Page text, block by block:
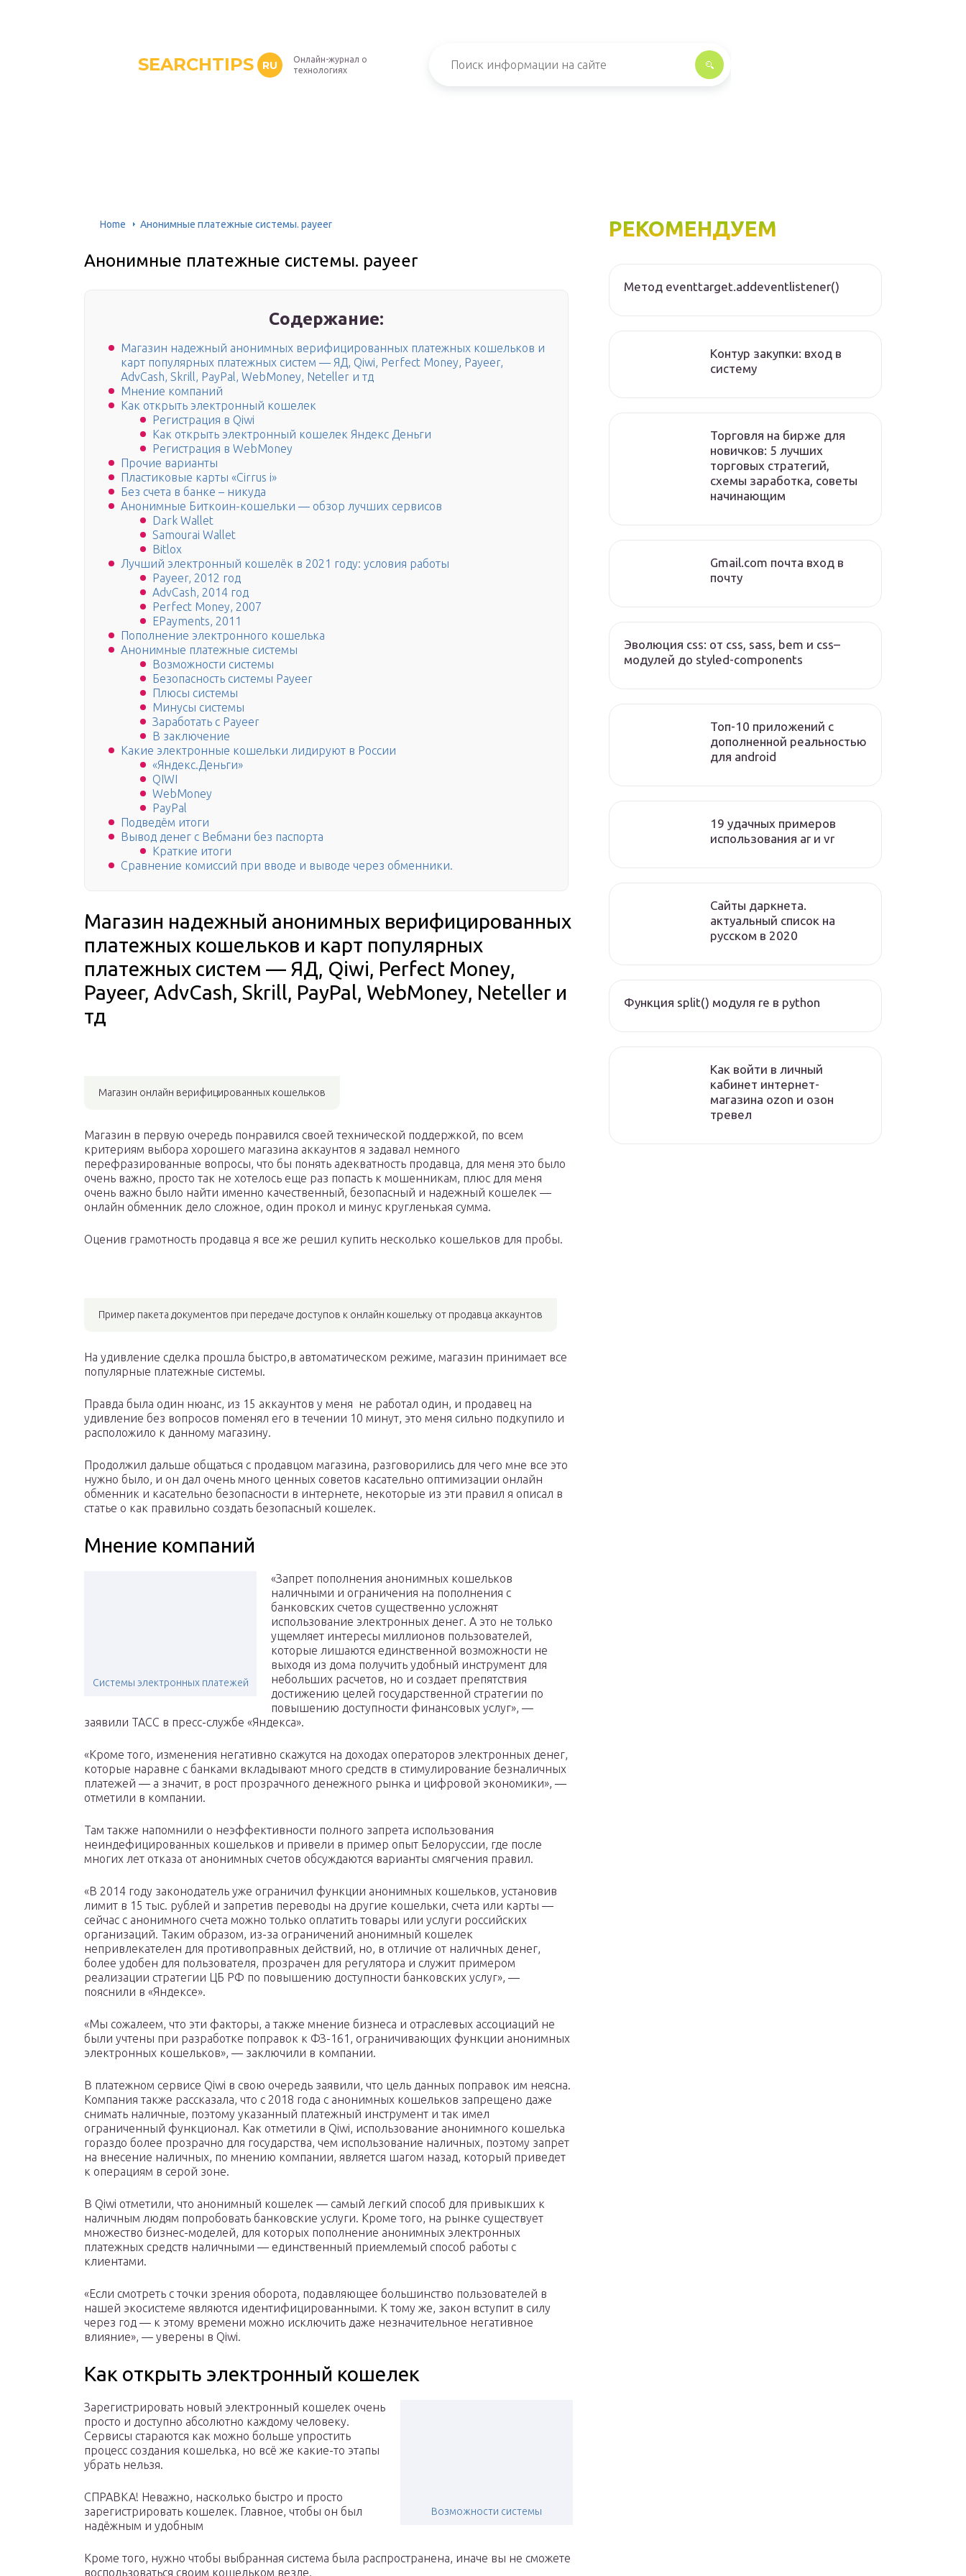
SEARCHTIPS RU
Онлайн-журнал о
технологиях
Home Анонимные платежные системы. payeer
Анонимные платежные системы. payeer
Содержание:
Магазин надежный анонимных верифицированных платежных кошельков и
карт популярных платежных систем — ЯД, Qiwi, Perfect Money, Payeer,
AdvCash, Skrill, PayPal, WebMoney, Neteller и тд
Мнение компаний
Как открыть электронный кошелек
Регистрация в Qiwi
Как открыть электронный кошелек Яндекс Деньги
Регистрация в WebMoney
Прочие варианты
Пластиковые карты «Cirrus i»
Без счета в банке – никуда
Анонимные Биткоин-кошельки — обзор лучших сервисов
Dark Wallet
Samourai Wallet
Bitlox
Лучший электронный кошелёк в 2021 году: условия работы
Payeer, 2012 год
AdvCash, 2014 год
Perfect Money, 2007
EPayments, 2011
Пополнение электронного кошелька
Анонимные платежные системы
Возможности системы
Безопасность системы Payeer
Плюсы системы
Минусы системы
Заработать с Payeer
В заключение
Какие электронные кошельки лидируют в России
«Яндекс.Деньги»
QIWI
WebMoney
PayPal
Подведём итоги
Вывод денег с Вебмани без паспорта
Краткие итоги
Сравнение комиссий при вводе и выводе через обменники.
Магазин надежный анонимных верифицированных
платежных кошельков и карт популярных
платежных систем — ЯД, Qiwi, Perfect Money,
Payeer, AdvCash, Skrill, PayPal, WebMoney, Neteller и
тд
Магазин онлайн верифицированных кошельков
Магазин в первую очередь понравился своей технической поддержкой, по всем
критериям выбора хорошего магазина аккаунтов я задавал немного
перефразированные вопросы, что бы понять адекватность продавца, для меня это было
очень важно, просто так не хотелось еще раз попасть к мошенникам, плюс для меня
очень важно было найти именно качественный, безопасный и надежный кошелек —
онлайн обменник дело сложное, один прокол и минус кругленькая сумма.
Оценив грамотность продавца я все же решил купить несколько кошельков для пробы.
Пример пакета документов при передаче доступов к онлайн кошельку от продавца аккаунтов
На удивление сделка прошла быстро,в автоматическом режиме, магазин принимает все
популярные платежные системы.
Правда была один нюанс, из 15 аккаунтов у меня не работал один, и продавец на
удивление без вопросов поменял его в течении 10 минут, это меня сильно подкупило и
расположило к данному магазину.
Продолжил дальше общаться с продавцом магазина, разговорились для чего мне все это
нужно было, и он дал очень много ценных советов касательно оптимизации онлайн
обменник и касательно безопасности в интернете, некоторые из эти правил я описал в
статье о как правильно создать безопасный кошелек.
Мнение компаний
Системы электронных платежей
«Запрет пополнения анонимных кошельков
наличными и ограничения на пополнения с
банковских счетов существенно усложнят
использование электронных денег. А это не только
ущемляет интересы миллионов пользователей,
которые лишаются единственной возможности не
выходя из дома получить удобный инструмент для
небольших расчетов, но и создает препятствия
достижению целей государственной стратегии по
повышению доступности финансовых услуг», —
заявили ТАСС в пресс-службе «Яндекса».
«Кроме того, изменения негативно скажутся на доходах операторов электронных денег,
которые наравне с банками вкладывают много средств в стимулирование безналичных
платежей — а значит, в рост прозрачного денежного рынка и цифровой экономики», —
отметили в компании.
Там также напомнили о неэффективности полного запрета использования
неиндефицированных кошельков и привели в пример опыт Белоруссии, где после
многих лет отказа от анонимных счетов обсуждаются варианты смягчения правил.
«В 2014 году законодатель уже ограничил функции анонимных кошельков, установив
лимит в 15 тыс. рублей и запретив переводы на другие кошельки, счета или карты —
сейчас с анонимного счета можно только оплатить товары или услуги российских
организаций. Таким образом, из-за ограничений анонимный кошелек
непривлекателен для противоправных действий, но, в отличие от наличных денег,
более удобен для пользователя, прозрачен для регулятора и служит примером
реализации стратегии ЦБ РФ по повышению доступности банковских услуг», —
пояснили в «Яндексе».
«Мы сожалеем, что эти факторы, а также мнение бизнеса и отраслевых ассоциаций не
были учтены при разработке поправок к ФЗ-161, ограничивающих функции анонимных
электронных кошельков», — заключили в компании.
В платежном сервисе Qiwi в свою очередь заявили, что цель данных поправок им неясна.
Компания также рассказала, что с 2018 года с анонимных кошельков запрещено даже
снимать наличные, поэтому указанный платежный инструмент и так имел
ограниченный функционал. Как отметили в Qiwi, использование анонимного кошелька
гораздо более прозрачно для государства, чем использование наличных, поэтому запрет
на внесение наличных, по мнению компании, является шагом назад, который приведет
к операциям в серой зоне.
В Qiwi отметили, что анонимный кошелек — самый легкий способ для привыкших к
наличным людям попробовать банковские услуги. Кроме того, на рынке существует
множество бизнес-моделей, для которых пополнение анонимных электронных
платежных средств наличными — единственный приемлемый способ работы с
клиентами.
«Если смотреть с точки зрения оборота, подавляющее большинство пользователей в
нашей экосистеме являются идентифицированными. К тому же, закон вступит в силу
через год — к этому времени можно исключить даже незначительное негативное
влияние», — уверены в Qiwi.
Как открыть электронный кошелек
Возможности системы
Зарегистрировать новый электронный кошелек очень
просто и доступно абсолютно каждому человеку.
Сервисы стараются как можно больше упростить
процесс создания кошелька, но всё же какие-то этапы
убрать нельзя.
СПРАВКА! Неважно, насколько быстро и просто
зарегистрировать кошелек. Главное, чтобы он был
надёжным и удобным
Кроме того, нужно чтобы выбранная система была распространена, иначе вы не сможете
воспользоваться своим кошельком везде.
РЕКОМЕНДУЕМ
Метод eventtarget.addeventlistener()
Контур закупки: вход в
систему
Торговля на бирже для
новичков: 5 лучших
торговых стратегий,
схемы заработка, советы
начинающим
Gmail.com почта вход в
почту
Эволюция css: от css, sass, bem и css–
модулей до styled-components
Топ-10 приложений с
дополненной реальностью
для android
19 удачных примеров
использования ar и vr
Сайты даркнета.
актуальный список на
русском в 2020
Функция split() модуля re в python
Как войти в личный
кабинет интернет-
магазина ozon и озон
тревел